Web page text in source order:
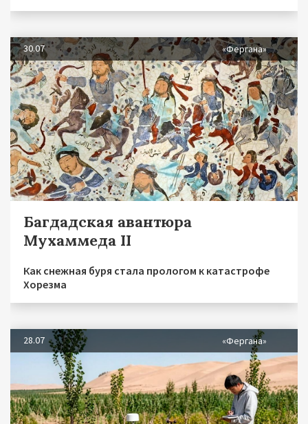
30.07 «Фергана»
Багдадская авантюра
Мухаммеда II
Как снежная буря стала прологом к катастрофе
Хорезма
28.07 «Фергана»